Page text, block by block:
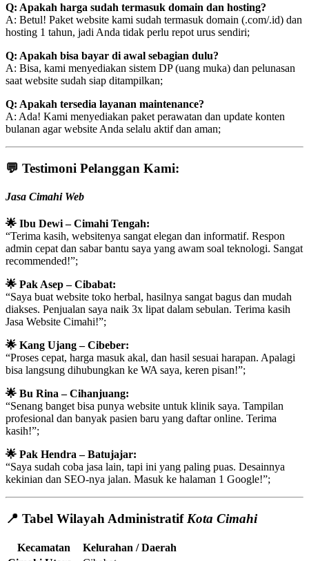
Q: Apakah harga sudah termasuk domain dan hosting?
A: Betul! Paket website kami sudah termasuk domain (.com/.id) dan
hosting 1 tahun, jadi Anda tidak perlu repot urus sendiri;
Q: Apakah bisa bayar di awal sebagian dulu?
A: Bisa, kami menyediakan sistem DP (uang muka) dan pelunasan
saat website sudah siap ditampilkan;
Q: Apakah tersedia layanan maintenance?
A: Ada! Kami menyediakan paket perawatan dan update konten
bulanan agar website Anda selalu aktif dan aman;
💬 Testimoni Pelanggan Kami:
Jasa Cimahi Web
🌟 Ibu Dewi – Cimahi Tengah:
“Terima kasih, websitenya sangat elegan dan informatif. Respon
admin cepat dan sabar bantu saya yang awam soal teknologi. Sangat
recommended!”;
🌟 Pak Asep – Cibabat:
“Saya buat website toko herbal, hasilnya sangat bagus dan mudah
diakses. Penjualan saya naik 3x lipat dalam sebulan. Terima kasih
Jasa Website Cimahi!”;
🌟 Kang Ujang – Cibeber:
“Proses cepat, harga masuk akal, dan hasil sesuai harapan. Apalagi
bisa langsung dihubungkan ke WA saya, keren pisan!”;
🌟 Bu Rina – Cihanjuang:
“Senang banget bisa punya website untuk klinik saya. Tampilan
profesional dan banyak pasien baru yang daftar online. Terima
kasih!”;
🌟 Pak Hendra – Batujajar:
“Saya sudah coba jasa lain, tapi ini yang paling puas. Desainnya
kekinian dan SEO-nya jalan. Masuk ke halaman 1 Google!”;
📍 Tabel Wilayah Administratif Kota Cimahi
Kecamatan
Kelurahan / Daerah